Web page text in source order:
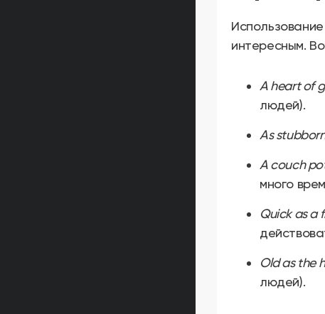
интересным.
A heart of
людей).
As
A couch
много
Quick as a
Old as the
людей).